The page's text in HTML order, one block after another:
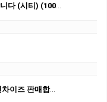
(시티) (1000불)
다 -만불 (네고가능)